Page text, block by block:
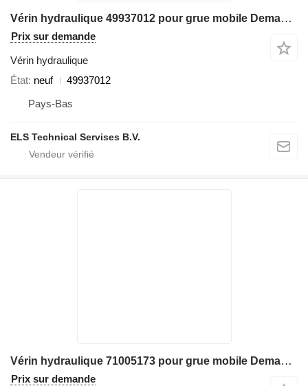
Vérin hydraulique 49937012 pour grue mobile Demag AC300
Prix sur demande
Vérin hydraulique
État neuf
49937012
Pays-Bas
ELS Technical Servises B.V.
Vérin hydraulique 71005173 pour grue mobile Demag AC900
Prix sur demande